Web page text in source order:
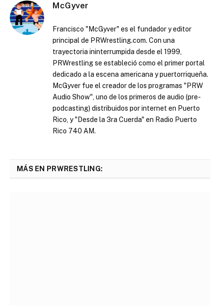
McGyver
Francisco "McGyver" es el fundador y editor
principal de PRWrestling.com. Con una
trayectoria ininterrumpida desde el 1999,
PRWrestling se estableció como el primer portal
dedicado a la escena americana y puertorriqueña.
McGyver fue el creador de los programas "PRW
Audio Show", uno de los primeros de audio (pre-
podcasting) distribuidos por internet en Puerto
Rico, y "Desde la 3ra Cuerda" en Radio Puerto
Rico 740 AM.
MÁS EN PRWRESTLING: